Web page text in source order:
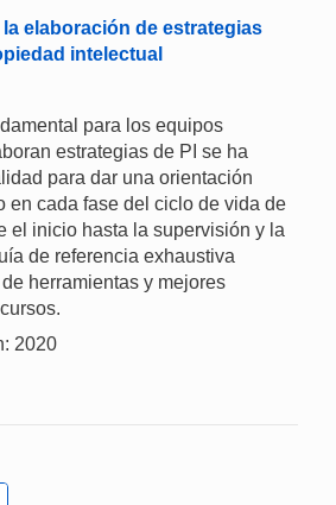
elaboración de estrategias
intelectual
para los equipos
estrategias de PI se ha
para dar una orientación
en cada fase del ciclo de vida de
el inicio hasta la supervisión y la
de referencia exhaustiva
herramientas y mejores
2020